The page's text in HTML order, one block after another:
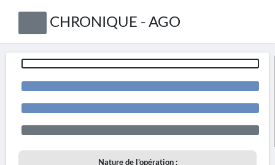
CHRONIQUE - AGO
Nature de l'opération :